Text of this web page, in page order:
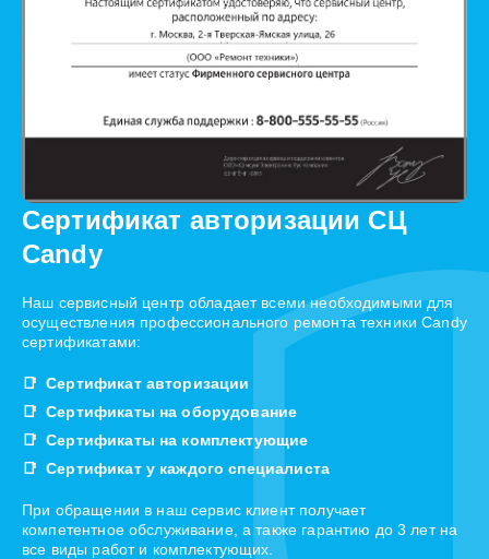
Сертификат авторизации СЦ
Candy
Наш сервисный центр обладает всеми необходимыми для
осуществления профессионального ремонта техники Candy
сертификатами:
Сертификат авторизации
Сертификаты на оборудование
Сертификаты на комплектующие
Сертификат у каждого специалиста
При обращении в наш сервис клиент получает
компетентное обслуживание, а также гарантию до 3 лет на
все виды работ и комплектующих.